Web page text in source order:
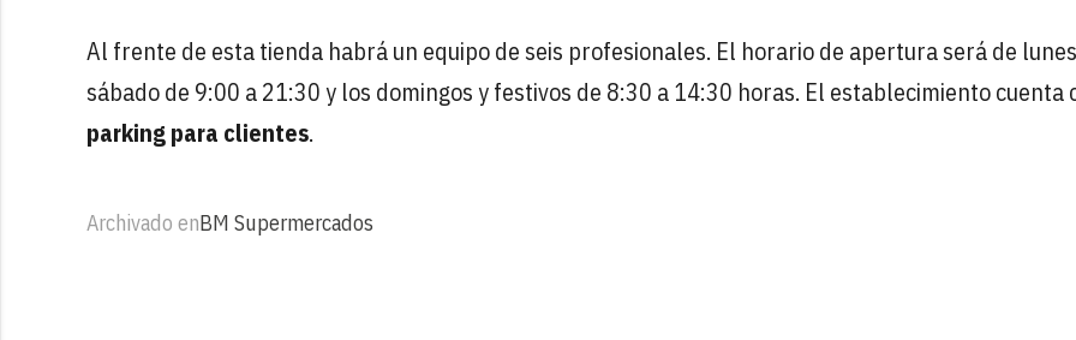
Al frente de esta tienda habrá un equipo de seis profesionales. El horario de apertura será de
sábado de 9:00 a 21:30 y los domingos y festivos de 8:30 a 14:30 horas. El establecimiento cuenta
parking para clientes.
Archivado enBM Supermercados